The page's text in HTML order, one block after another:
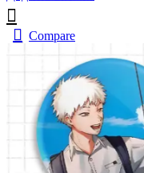
Compare